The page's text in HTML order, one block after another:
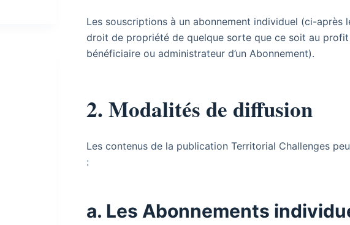
Les souscriptions à un abonnement individuel (ci-après
droit de propriété de quelque sorte que ce soit au
bénéficiaire ou administrateur d’un Abonnement).
2. Modalités de diffusion
Les contenus de la publication Territorial Challenges
:
a. Les Abonnements